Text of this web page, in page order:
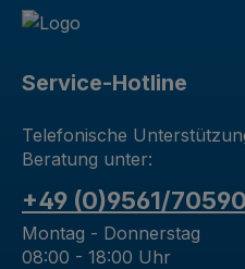
Service-Hotline
Telefonische
Beratung unter:
+49 (0)9561/
Montag - Donnerstag
08:00 - 18:00 Uhr